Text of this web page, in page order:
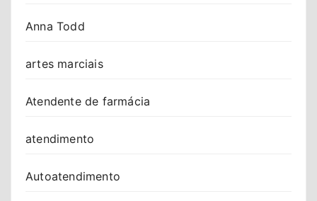
Anna Todd
artes marciais
Atendente de farmácia
atendimento
Autoatendimento